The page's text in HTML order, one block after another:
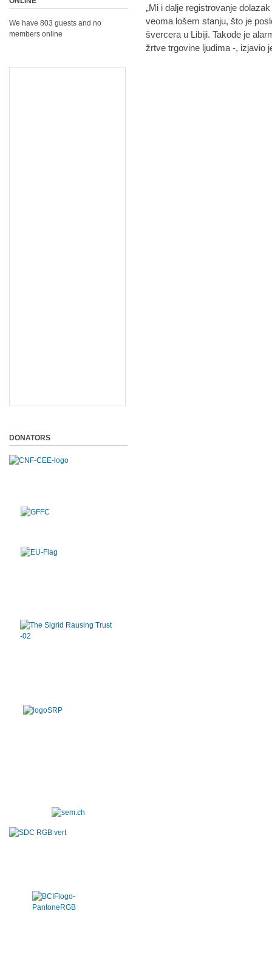
„Mi i dalje registrovanje
veoma lošem stanju, što je
švercera u Libiji. Takođe je
žrtve trgovine ljudima -, izjavio
We have 803 guests and no
members online
DONATORS